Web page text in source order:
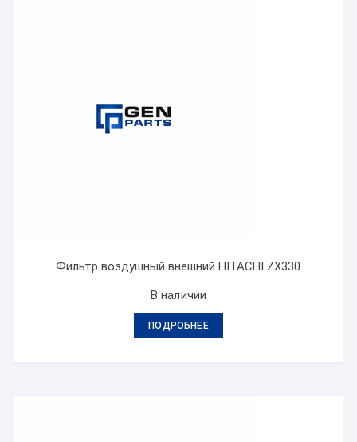
Фильтр воздушный внешний HITACHI ZX330
В наличии
ПОДРОБНЕЕ